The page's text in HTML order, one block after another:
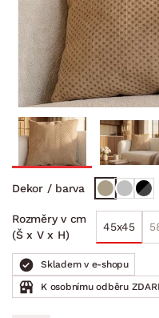
Dekor / barva
Rozměry v cm
(Š x V x H)
45x45
Skladem v e-shopu
K osobnímu odběru